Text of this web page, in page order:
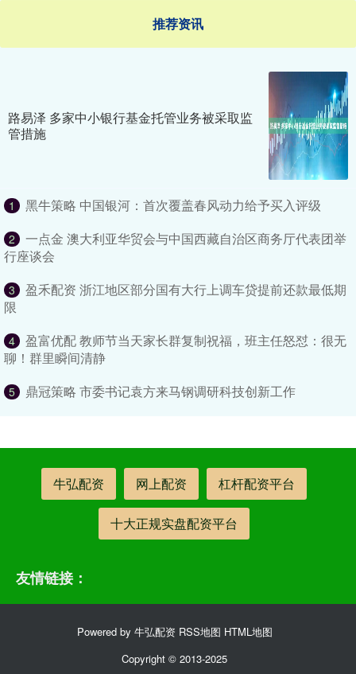
推荐资讯
路易泽 多家中小银行基金托管业务被采取监
管措施
1 黑牛策略 中国银河：首次覆盖春风动力给予买入评级
2
一点金 澳大利亚华贸会与中国西藏自治区商务厅代表团举
行座谈会
3
盈禾配资 浙江地区部分国有大行上调车贷提前还款最低期
限
4
盈富优配 教师节当天家长群复制祝福，班主任怒怼：很无
聊！群里瞬间清静
5 鼎冠策略 市委书记袁方来马钢调研科技创新工作
牛弘配资 网上配资 杠杆配资平台
十大正规实盘配资平台
友情链接：
Powered by 牛弘配资 RSS地图 HTML地图
Copyright © 2013-2025